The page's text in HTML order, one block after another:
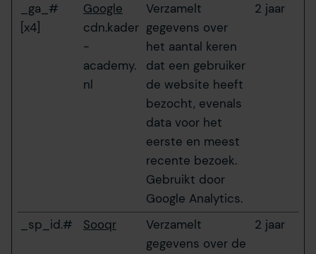
_ga_#
[x4]
Google
cdn.kader
-
academy.
nl
Verzamelt
gegevens over
het aantal keren
dat een gebruiker
de website heeft
bezocht, evenals
data voor het
eerste en meest
recente bezoek.
Gebruikt door
Google Analytics.
2 jaar
_sp_id.# Sooqr
Verzamelt
gegevens over de
2 jaar